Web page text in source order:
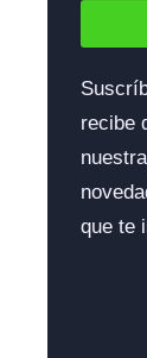
recibe
que te